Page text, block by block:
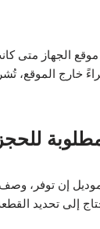
الجهاز متى
خارج الموقع،
إن توفر، وصف
إلى تحديد